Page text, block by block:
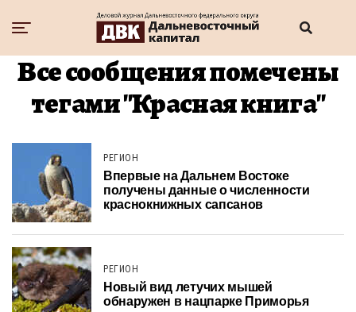
Все сообщения помечены
тегами "Красная книга"
РЕГИОН
Впервые на Дальнем Востоке
получены данные о численности
краснокнижных сапсанов
РЕГИОН
Новый вид летучих мышей
обнаружен в нацпарке Приморья